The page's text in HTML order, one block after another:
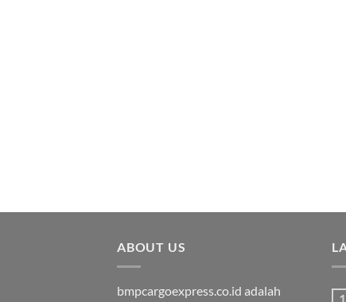
ABOUT US
bmpcargoexpress.co.id adalah